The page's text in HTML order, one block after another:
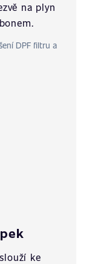
na plyn
DPF filtru a
ke